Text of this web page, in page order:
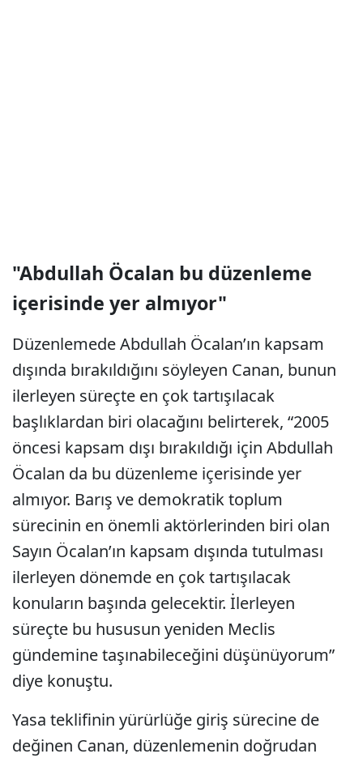
"Abdullah Öcalan bu düzenleme
içerisinde yer almıyor"
Düzenlemede Abdullah Öcalan’ın kapsam
dışında bırakıldığını söyleyen Canan, bunun
ilerleyen süreçte en çok tartışılacak
başlıklardan biri olacağını belirterek, “2005
öncesi kapsam dışı bırakıldığı için Abdullah
Öcalan da bu düzenleme içerisinde yer
almıyor. Barış ve demokratik toplum
sürecinin en önemli aktörlerinden biri olan
Sayın Öcalan’ın kapsam dışında tutulması
ilerleyen dönemde en çok tartışılacak
konuların başında gelecektir. İlerleyen
süreçte bu hususun yeniden Meclis
gündemine taşınabileceğini düşünüyorum”
diye konuştu.
Yasa teklifinin yürürlüğe giriş sürecine de
değinen Canan, düzenlemenin doğrudan